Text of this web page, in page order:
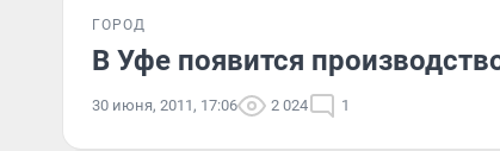
ГОРОД
В Уфе появится
30 июня, 2011, 17:06 2 024 1